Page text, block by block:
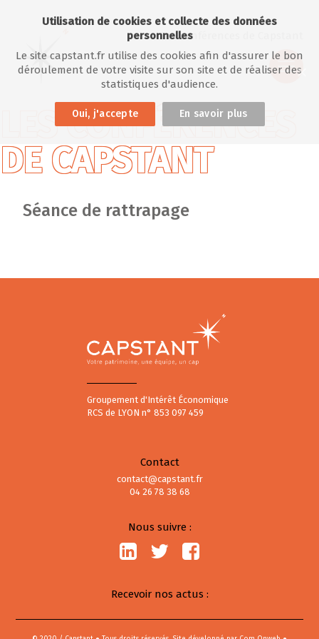
Les conférences de Capstant
LES CONFÉRENCES
DE CAPSTANT
Séance de rattrapage
Utilisation de cookies et collecte des données
personnelles
Le site capstant.fr utilise des cookies afin d'assurer le bon
déroulement de votre visite sur son site et de réaliser des
statistiques d'audience.
Oui, j'accepte En savoir plus
Groupement d'Intérêt Économique
RCS de LYON n° 853 097 459
Contact
contact@capstant.fr
04 26 78 38 68
Nous suivre :
Recevoir nos actus :